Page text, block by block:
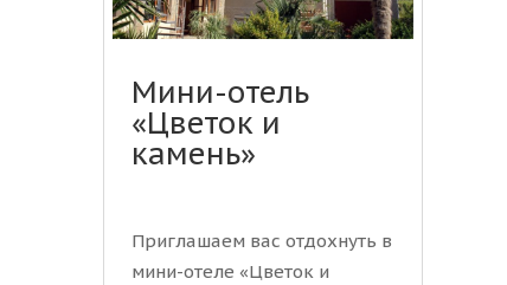
Мини-отель
«Цветок и
камень»
Приглашаем вас отдохнуть в
мини-отеле «Цветок и